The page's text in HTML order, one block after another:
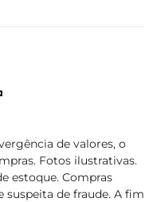
de valores, o
Fotos ilustrativas.
estoque. Compras
suspeita de fraude. A fim